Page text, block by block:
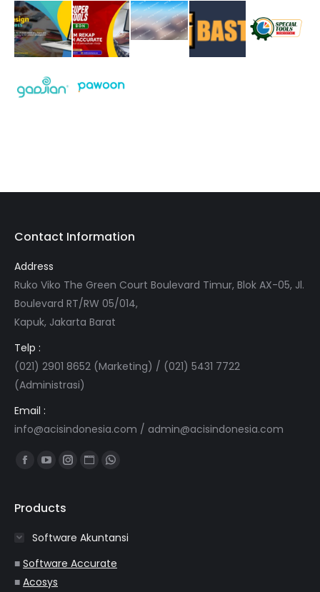
Contact Information
Address
Ruko Viko The Green Court Boulevard Timur, Blok AX-05, Jl.
Boulevard RT/RW 05/014,
Kapuk, Jakarta Barat
Telp :
(021) 2901 8652 (Marketing) / (021) 5431 7722
(Administrasi)
Email :
info@acisindonesia.com / admin@acisindonesia.com
Find us on:
Facebook
opens
new
window
YouTube
opens
new
window
Instagram
new
window
Website
new
window
Whatsapp
new
window
Products
Software Akuntansi
■ Software Accurate
■ Acosys